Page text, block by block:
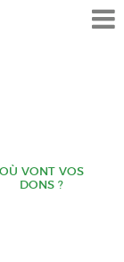
OÙ VONT VOS
DONS ?